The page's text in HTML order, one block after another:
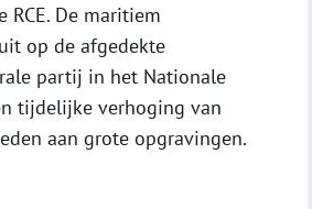
De maritiem
op de afgedekte
partij in het Nationale
tijdelijke verhoging van
aan grote opgravingen.